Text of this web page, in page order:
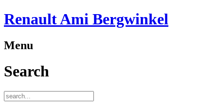
Renault Ami Bergwinkel
Menu
Search